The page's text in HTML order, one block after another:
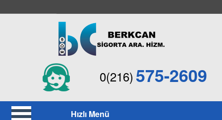
575-2609
0(216)
Hızlı Menü